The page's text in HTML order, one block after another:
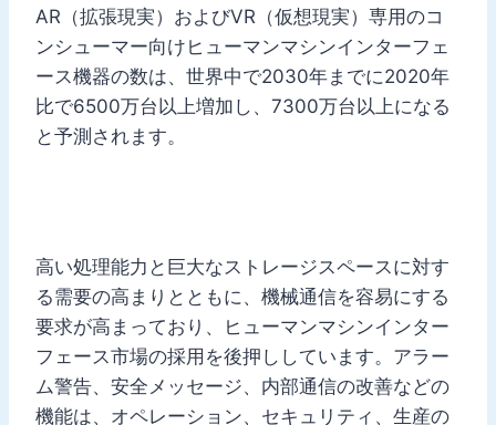
AR（拡張現実）およびVR（仮想現実）専用のコ
ンシューマー向けヒューマンマシンインターフェ
ース機器の数は、世界中で2030年までに2020年
比で6500万台以上増加し、7300万台以上になる
と予測されます。
高い処理能力と巨大なストレージスペースに対す
る需要の高まりとともに、機械通信を容易にする
要求が高まっており、ヒューマンマシンインター
フェース市場の採用を後押ししています。アラー
ム警告、安全メッセージ、内部通信の改善などの
機能は、オペレーション、セキュリティ、生産の